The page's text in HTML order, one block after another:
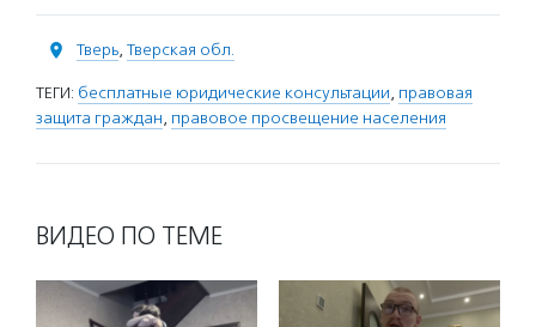
Тверь, Тверская обл.
ТЕГИ: бесплатные юридические консультации, правовая
защита граждан, правовое просвещение населения
ВИДЕО ПО ТЕМЕ